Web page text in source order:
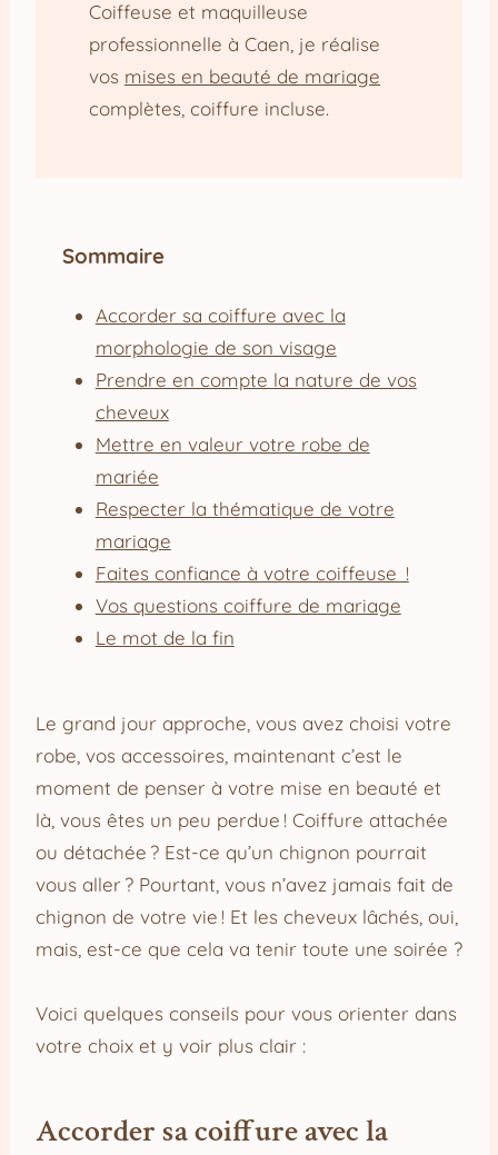
Coiffeuse et maquilleuse
professionnelle à Caen, je réalise
vos mises en beauté de mariage
complètes, coiffure incluse.
Sommaire
Accorder sa coiffure avec la
morphologie de son visage
Prendre en compte la nature de vos
cheveux
Mettre en valeur votre robe de
mariée
Respecter la thématique de votre
mariage
Faites confiance à votre coiffeuse !
Vos questions coiffure de mariage
Le mot de la fin
Le grand jour approche, vous avez choisi votre
robe, vos accessoires, maintenant c’est le
moment de penser à votre mise en beauté et
là, vous êtes un peu perdue ! Coiffure attachée
ou détachée ? Est-ce qu’un chignon pourrait
vous aller ? Pourtant, vous n’avez jamais fait de
chignon de votre vie ! Et les cheveux lâchés, oui,
mais, est-ce que cela va tenir toute une soirée ?
Voici quelques conseils pour vous orienter dans
votre choix et y voir plus clair :
Accorder sa coiffure avec la